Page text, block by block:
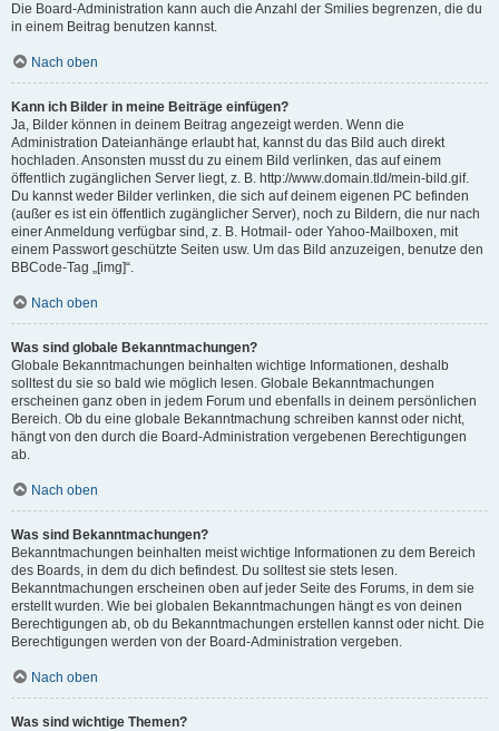
Die Board-Administration kann auch die Anzahl der Smilies begrenzen, die du
in einem Beitrag benutzen kannst.
Nach oben
Kann ich Bilder in meine Beiträge einfügen?
Ja, Bilder können in deinem Beitrag angezeigt werden. Wenn die
Administration Dateianhänge erlaubt hat, kannst du das Bild auch direkt
hochladen. Ansonsten musst du zu einem Bild verlinken, das auf einem
öffentlich zugänglichen Server liegt, z. B. http://www.domain.tld/mein-bild.gif.
Du kannst weder Bilder verlinken, die sich auf deinem eigenen PC befinden
(außer es ist ein öffentlich zugänglicher Server), noch zu Bildern, die nur nach
einer Anmeldung verfügbar sind, z. B. Hotmail- oder Yahoo-Mailboxen, mit
einem Passwort geschützte Seiten usw. Um das Bild anzuzeigen, benutze den
BBCode-Tag „[img]“.
Nach oben
Was sind globale Bekanntmachungen?
Globale Bekanntmachungen beinhalten wichtige Informationen, deshalb
solltest du sie so bald wie möglich lesen. Globale Bekanntmachungen
erscheinen ganz oben in jedem Forum und ebenfalls in deinem persönlichen
Bereich. Ob du eine globale Bekanntmachung schreiben kannst oder nicht,
hängt von den durch die Board-Administration vergebenen Berechtigungen
ab.
Nach oben
Was sind Bekanntmachungen?
Bekanntmachungen beinhalten meist wichtige Informationen zu dem Bereich
des Boards, in dem du dich befindest. Du solltest sie stets lesen.
Bekanntmachungen erscheinen oben auf jeder Seite des Forums, in dem sie
erstellt wurden. Wie bei globalen Bekanntmachungen hängt es von deinen
Berechtigungen ab, ob du Bekanntmachungen erstellen kannst oder nicht. Die
Berechtigungen werden von der Board-Administration vergeben.
Nach oben
Was sind wichtige Themen?